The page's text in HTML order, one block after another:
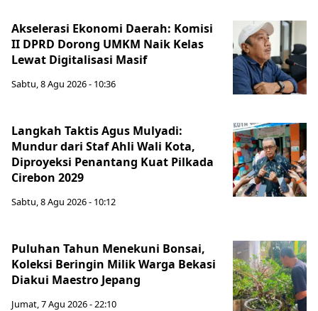
Akselerasi Ekonomi Daerah: Komisi
II DPRD Dorong UMKM Naik Kelas
Lewat Digitalisasi Masif
Sabtu, 8 Agu 2026 - 10:36
Langkah Taktis Agus Mulyadi:
Mundur dari Staf Ahli Wali Kota,
Diproyeksi Penantang Kuat Pilkada
Cirebon 2029
Sabtu, 8 Agu 2026 - 10:12
Puluhan Tahun Menekuni Bonsai,
Koleksi Beringin Milik Warga Bekasi
Diakui Maestro Jepang
Jumat, 7 Agu 2026 - 22:10